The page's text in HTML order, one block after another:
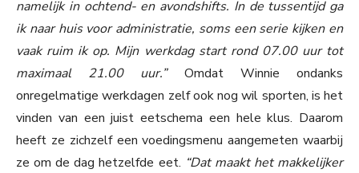
namelijk in ochtend- en avondshifts. In de tussentijd ga
ik naar huis voor administratie, soms een serie kijken en
vaak ruim ik op. Mijn werkdag start rond 07.00 uur tot
maximaal 21.00 uur.” Omdat Winnie ondanks
onregelmatige werkdagen zelf ook nog wil sporten, is het
vinden van een juist eetschema een hele klus. Daarom
heeft ze zichzelf een voedingsmenu aangemeten waarbij
ze om de dag hetzelfde eet. “Dat maakt het makkelijker